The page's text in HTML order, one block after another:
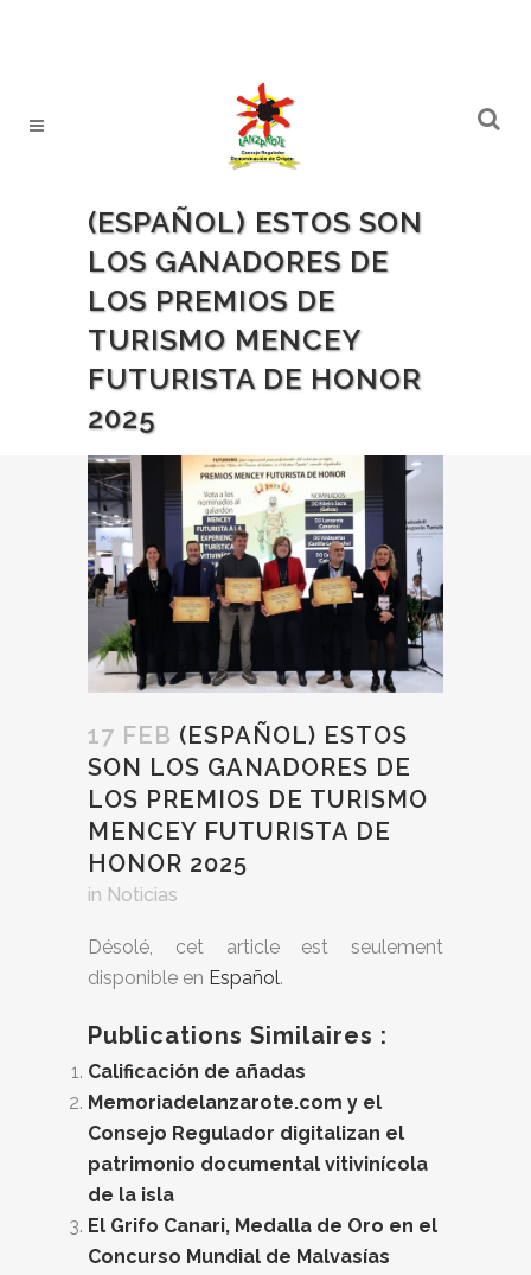
(ESPAÑOL) ESTOS SON
LOS GANADORES DE
LOS PREMIOS DE
TURISMO MENCEY
FUTURISTA DE HONOR
2025
17 FEB (ESPAÑOL) ESTOS
SON LOS GANADORES DE
LOS PREMIOS DE TURISMO
MENCEY FUTURISTA DE
HONOR 2025
in Noticias
Désolé, cet article est seulement
disponible en Español.
Publications Similaires :
Calificación de añadas
Memoriadelanzarote.com y el
Consejo Regulador digitalizan el
patrimonio documental vitivinícola
de la isla
El Grifo Canari, Medalla de Oro en el
Concurso Mundial de Malvasías